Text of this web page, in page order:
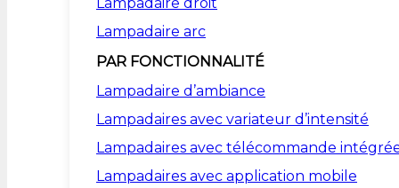
Lampadaire arc
PAR FONCTIONNALITÉ
Lampadaire d’ambiance
Lampadaires avec variateur d’intensité
Lampadaires avec télécommande
Lampadaires avec application mobile